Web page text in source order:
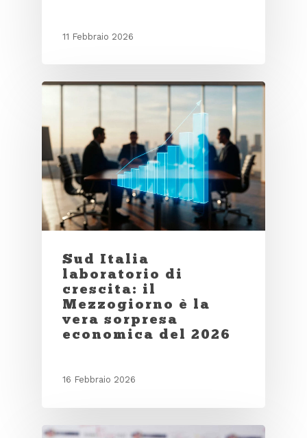
11 Febbraio 2026
Sud Italia
laboratorio di
crescita: il
Mezzogiorno è la
vera sorpresa
economica del 2026
16 Febbraio 2026